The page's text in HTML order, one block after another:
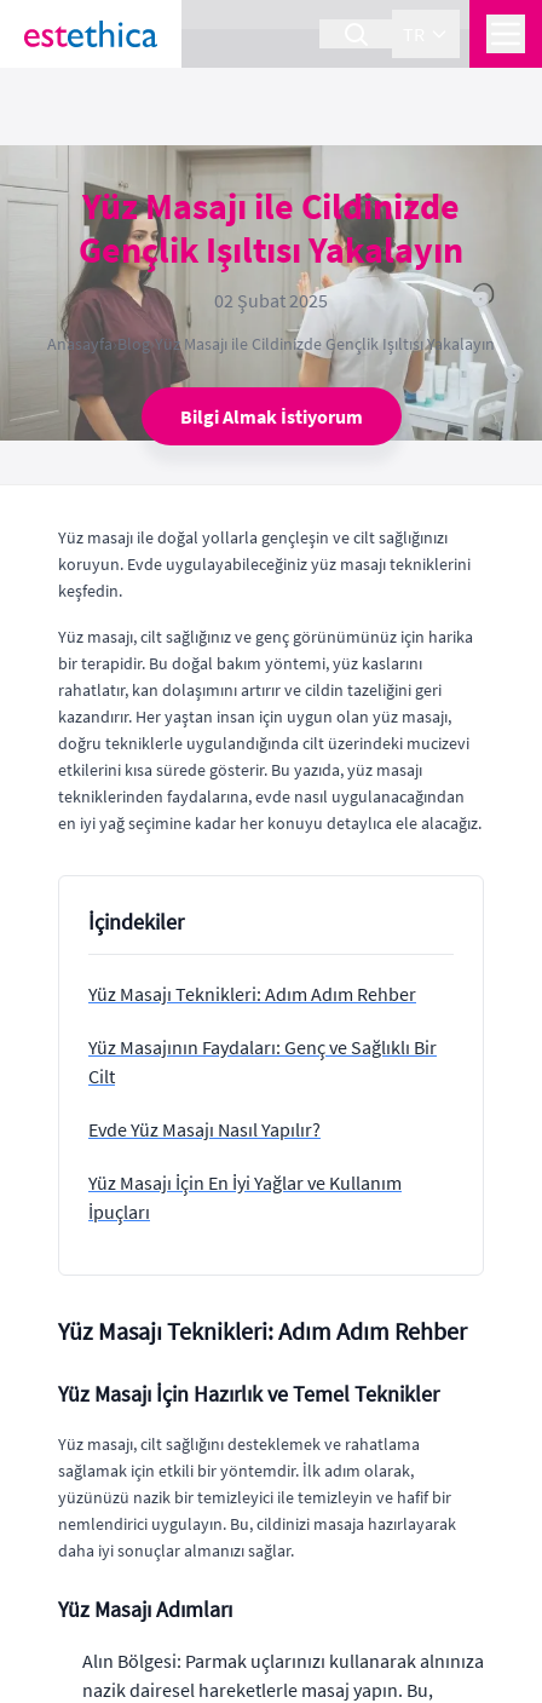
section Service {
Yüz Masajı ile Cildinizde
Gençlik Işıltısı Yakalayın
02 Şubat 2025
Anasayfa›Blog›Yüz Masajı ile Cildinizde Gençlik Işıltısı Yakalayın
Bilgi Almak İstiyorum
Yüz masajı ile doğal yollarla gençleşin ve cilt sağlığınızı
koruyun. Evde uygulayabileceğiniz yüz masajı tekniklerini
keşfedin.
Yüz masajı, cilt sağlığınız ve genç görünümünüz için harika
bir terapidir. Bu doğal bakım yöntemi, yüz kaslarını
rahatlatır, kan dolaşımını artırır ve cildin tazeliğini geri
kazandırır. Her yaştan insan için uygun olan yüz masajı,
doğru tekniklerle uygulandığında cilt üzerindeki mucizevi
etkilerini kısa sürede gösterir. Bu yazıda, yüz masajı
tekniklerinden faydalarına, evde nasıl uygulanacağından
en iyi yağ seçimine kadar her konuyu detaylıca ele alacağız.
İçindekiler
Yüz Masajı Teknikleri: Adım Adım Rehber
Yüz Masajının Faydaları: Genç ve Sağlıklı Bir
Cilt
Evde Yüz Masajı Nasıl Yapılır?
Yüz Masajı İçin En İyi Yağlar ve Kullanım
İpuçları
Yüz Masajı Teknikleri: Adım Adım Rehber
Yüz Masajı İçin Hazırlık ve Temel Teknikler
Yüz masajı, cilt sağlığını desteklemek ve rahatlama
sağlamak için etkili bir yöntemdir. İlk adım olarak,
yüzünüzü nazik bir temizleyici ile temizleyin ve hafif bir
nemlendirici uygulayın. Bu, cildinizi masaja hazırlayarak
daha iyi sonuçlar almanızı sağlar.
Yüz Masajı Adımları
Alın Bölgesi: Parmak uçlarınızı kullanarak alnınıza
nazik dairesel hareketlerle masaj yapın. Bu,